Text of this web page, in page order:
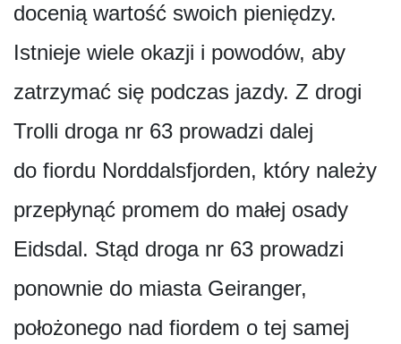
docenią wartość swoich pieniędzy.
Istnieje wiele okazji i powodów, aby
zatrzymać się podczas jazdy. Z drogi
Trolli droga nr 63 prowadzi dalej
do fiordu Norddalsfjorden, który należy
przepłynąć promem do małej osady
Eidsdal. Stąd droga nr 63 prowadzi
ponownie do miasta Geiranger,
położonego nad fiordem o tej samej